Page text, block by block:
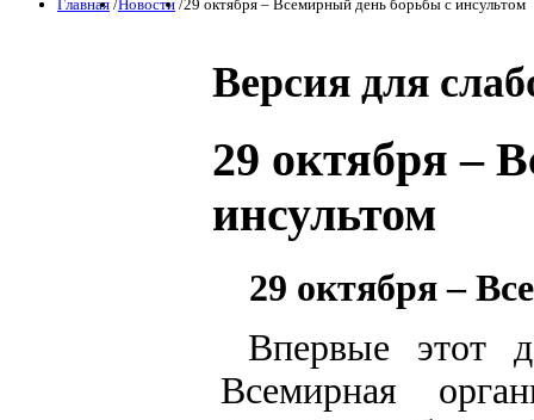
Главная /Новости /29 октября – Всемирный день борьбы с инсультом
Версия для
29 октября –
инсультом
29 октября –
Впервые этот
Всемирная